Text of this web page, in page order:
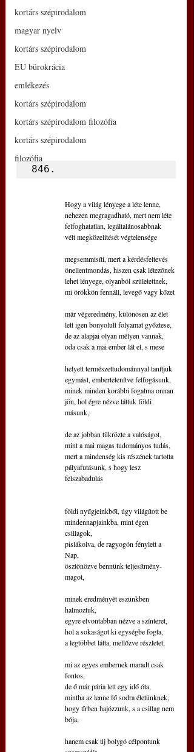
kortárs szépirodalom
magyar nyelv
kortárs szépirodalom
EU bürokrácia
emlékezés
kortárs szépirodalom
kortárs szépirodalom filozófia
kortárs szépirodalom
filozófia
846.
Hogy a világ lényege a léte lenne,
nehezen megragadható, mert nem léte
felfoghatatlan, legáltalánosabbnak
vélt megközelítését végtelensége
megsemmisíti, mert a kérdésfeltevés
önellentmondás, hiszen csak létezőnek
lehet lényege, olyanból születettnek,
mi örökkön fennáll, levegő vagy kőzet
már végeredmény, különösen az élet
lett igen bonyolult folyamat győztese,
de az alapjai olyan mélyen vannak,
oda csak a mai ember lát el, s mese
helyett természettudománnyal tanítjuk
egymást, embertelenítve felfogásunk,
minek minden korábbi fogalma onnan
jön, hol égre nézve láttuk földi
másunk,
de az jobban tükrözte a valóságot,
mint a mai magas tudományos tudás,
mert a mindenség kis részének tartotta
pályafutásunk, s hogy lesz
felszabadulás
földi nyűgjeinkből, úgy világított be
mindennapjainkba, mint égen
csillagok,
pislákolva, de ragyogón fénylett a
Nap,
ösztönözve bennünk teljesítmény-
magot,
minek eredményét eszünkben
halmoztuk,
egyre elvontabban nézve a színteret,
hol a sokaságot ki egységbe fogta,
a legtöbbet látta, mellőzve részletet,
mi az egyes embernek maradt csak
fontos,
de ő már pária lett egy idő óta,
mintha az lenne fő sodra életünknek,
hogy űrben hajózzunk, s a csillag nem
bója,
hanem csak új bolygó célpontunk